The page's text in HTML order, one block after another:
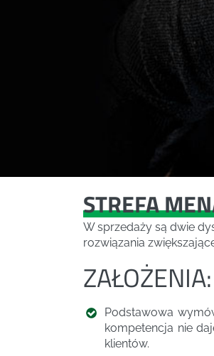
STREFA
W sprzedaży są dwie
rozwiązania
ZAŁOŻENIA:
Podstawowa
kompetencja nie
klientów.